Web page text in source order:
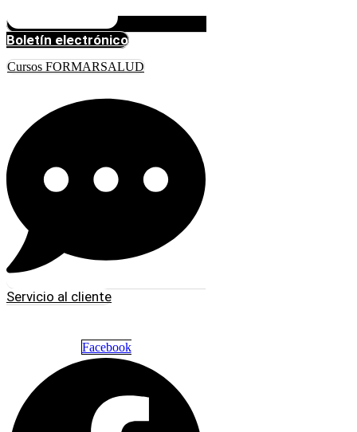
Boletín electrónico
Cursos FORMARSALUD
Servicio al cliente
Facebook